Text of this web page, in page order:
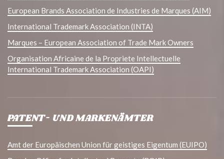
European Brands Association de Industries de Marques (AIM)
International Trademark Association (INTA)
Marques – European Association of Trade Mark Owners
Organisation Africaine de la Propriete Intellectuelle
International Trademark Association (OAPI)
PATENT- UND MARKENÄMTER
Amt der Europäischen Union für geistiges Eigentum (EUIPO)